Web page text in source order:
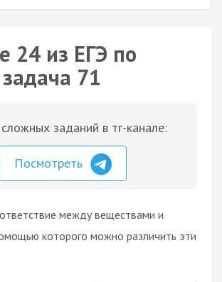
24 из ЕГЭ по
71
заданий в тг-канале:
Посмотреть
между веществами и
которого можно различить эти